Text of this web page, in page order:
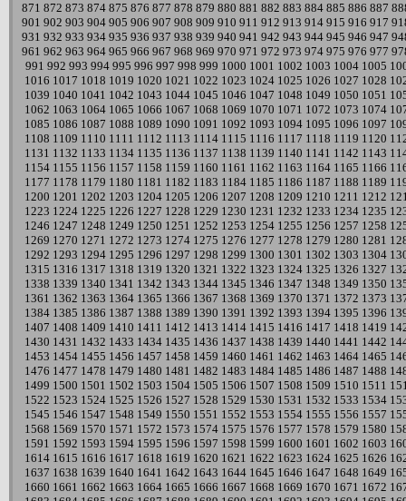
871 872 873 874 875 876 877 878 879 880 881 882 883 884 885 886 887
901 902 903 904 905 906 907 908 909 910 911 912 913 914 915 916 917
931 932 933 934 935 936 937 938 939 940 941 942 943 944 945 946 947
961 962 963 964 965 966 967 968 969 970 971 972 973 974 975 976 977
991 992 993 994 995 996 997 998 999 1000 1001 1002 1003 1004 1005
1016 1017 1018 1019 1020 1021 1022 1023 1024 1025 1026 1027 1028
1039 1040 1041 1042 1043 1044 1045 1046 1047 1048 1049 1050 1051
1062 1063 1064 1065 1066 1067 1068 1069 1070 1071 1072 1073 1074
1085 1086 1087 1088 1089 1090 1091 1092 1093 1094 1095 1096 1097
1108 1109 1110 1111 1112 1113 1114 1115 1116 1117 1118 1119 1120
1131 1132 1133 1134 1135 1136 1137 1138 1139 1140 1141 1142 1143
1154 1155 1156 1157 1158 1159 1160 1161 1162 1163 1164 1165 1166
1177 1178 1179 1180 1181 1182 1183 1184 1185 1186 1187 1188 1189
1200 1201 1202 1203 1204 1205 1206 1207 1208 1209 1210 1211 1212
1223 1224 1225 1226 1227 1228 1229 1230 1231 1232 1233 1234 1235
1246 1247 1248 1249 1250 1251 1252 1253 1254 1255 1256 1257 1258
1269 1270 1271 1272 1273 1274 1275 1276 1277 1278 1279 1280 1281
1292 1293 1294 1295 1296 1297 1298 1299 1300 1301 1302 1303 1304
1315 1316 1317 1318 1319 1320 1321 1322 1323 1324 1325 1326 1327
1338 1339 1340 1341 1342 1343 1344 1345 1346 1347 1348 1349 1350
1361 1362 1363 1364 1365 1366 1367 1368 1369 1370 1371 1372 1373
1384 1385 1386 1387 1388 1389 1390 1391 1392 1393 1394 1395 1396
1407 1408 1409 1410 1411 1412 1413 1414 1415 1416 1417 1418 1419
1430 1431 1432 1433 1434 1435 1436 1437 1438 1439 1440 1441 1442
1453 1454 1455 1456 1457 1458 1459 1460 1461 1462 1463 1464 1465
1476 1477 1478 1479 1480 1481 1482 1483 1484 1485 1486 1487 1488
1499 1500 1501 1502 1503 1504 1505 1506 1507 1508 1509 1510 1511
1522 1523 1524 1525 1526 1527 1528 1529 1530 1531 1532 1533 1534
1545 1546 1547 1548 1549 1550 1551 1552 1553 1554 1555 1556 1557
1568 1569 1570 1571 1572 1573 1574 1575 1576 1577 1578 1579 1580
1591 1592 1593 1594 1595 1596 1597 1598 1599 1600 1601 1602 1603
1614 1615 1616 1617 1618 1619 1620 1621 1622 1623 1624 1625 1626
1637 1638 1639 1640 1641 1642 1643 1644 1645 1646 1647 1648 1649
1660 1661 1662 1663 1664 1665 1666 1667 1668 1669 1670 1671 1672